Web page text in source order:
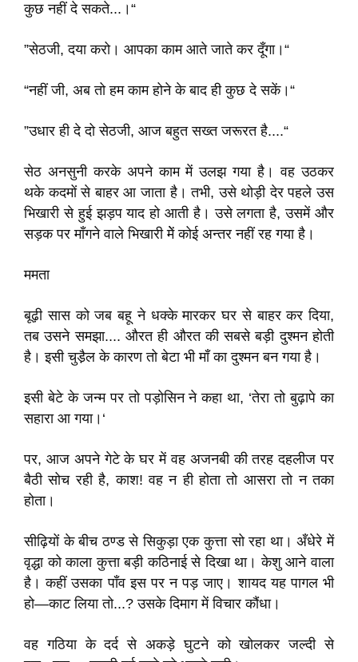
कुछ नहीं दे सकते...।“
”सेठजी, दया करो। आपका काम आते जाते कर दूँगा।“
“नहीं जी, अब तो हम काम होने के बाद ही कुछ दे सकें।“
”उधार ही दे दो सेठजी, आज बहुत सख्त जरूरत है....“
सेठ अनसुनी करके अपने काम में उलझ गया है। वह उठकर
थके कदमों से बाहर आ जाता है। तभी, उसे थोड़ी देर पहले उस
भिखारी से हुई झड़प याद हो आती है। उसे लगता है, उसमें और
सड़क पर माँगने वाले भिखारी मेें कोई अन्तर नहीं रह गया है।
ममता
बूढ़ी सास को जब बहू ने धक्के मारकर घर से बाहर कर दिया,
तब उसने समझा.... औरत ही औरत की सबसे बड़ी दुश्मन होती
है। इसी चुडै़ल के कारण तो बेटा भी माँ का दुश्मन बन गया है।
इसी बेटे के जन्म पर तो पड़ोसिन ने कहा था, ‘तेरा तो बुढ़ापे का
सहारा आ गया।‘
पर, आज अपने गेटे के घर में वह अजनबी की तरह दहलीज पर
बैठी सोच रही है, काश! वह न ही होता तो आसरा तो न तका
होता।
सीढ़ियों के बीच ठण्ड से सिकुड़ा एक कुत्ता सो रहा था। अँधेरे में
वृद्धा को काला कुत्ता बड़ी कठिनाई से दिखा था। केशु आने वाला
है। कहीं उसका पाँव इस पर न पड़ जाए। शायद यह पागल भी
हो—काट लिया तो...? उसके दिमाग में विचार कौंधा।
वह गठिया के दर्द से अकड़े घुटने को खोलकर जल्दी से